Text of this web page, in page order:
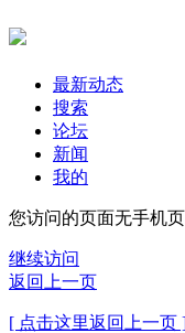
最新动态
搜索
论坛
新闻
我的
您访问的页面无手机
继续访问
返回上一页
[ 点击这里返回上一页